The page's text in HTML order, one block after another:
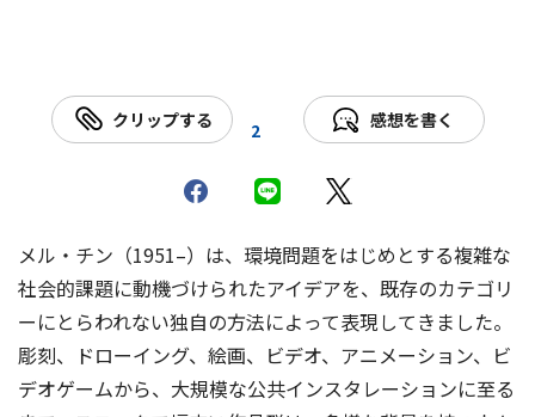
クリップする 2 感想を書く
メル・チン（1951–）は、環境問題をはじめとする複雑な
社会的課題に動機づけられたアイデアを、既存のカテゴリ
ーにとらわれない独自の方法によって表現してきました。
彫刻、ドローイング、絵画、ビデオ、アニメーション、ビ
デオゲームから、大規模な公共インスタレーションに至る